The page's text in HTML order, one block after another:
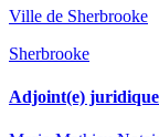
Ville de Sherbrooke
Sherbrooke
Adjoint(e)